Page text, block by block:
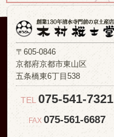
〒605-0846
京都府京都市東山区
五条橋東6丁目538
TEL 075-541-7321
FAX 075-561-6687